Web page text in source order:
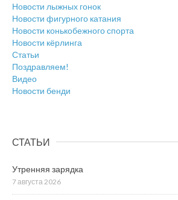
Новости лыжных гонок
Новости фигурного катания
Новости конькобежного спорта
Новости кёрлинга
Статьи
Поздравляем!
Видео
Новости бенди
СТАТЬИ
Утренняя зарядка
7 августа 2026